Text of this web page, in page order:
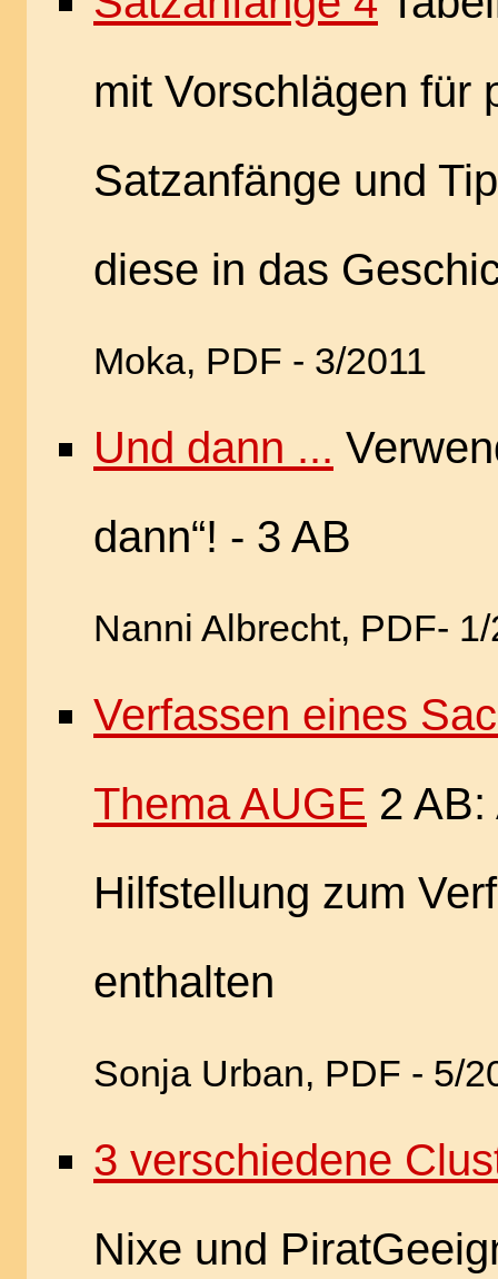
mit Vorschlägen für
Satzanfänge und
diese in das
Moka, PDF - 3/2011
Und dann ...
dann“! - 3 AB
Nanni Albrecht, PDF-
Verfassen eines
Thema AUGE 2
Hilfstellung zum
enthalten
Sonja Urban, PDF - 5/
3 verschiedene
Nixe und